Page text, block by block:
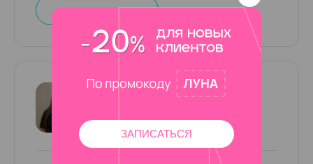
Записаться
Зарина (+500р к чеку)
ЗАПИСАТЬСЯ